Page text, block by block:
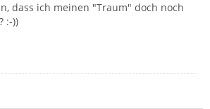
dass ich meinen "Traum" doch noch
:-))